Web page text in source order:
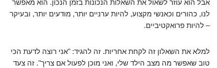
אבל הוא עוזר לשאול את השאלות הנכונות בזמן הנכון. הוא מאפשר
לנו, כהורים וכאנשי מקצוע, להיות ערניים יותר, מודעים יותר, ובעיקר
– להיות פרואקטיביים.
למלא את השאלון זה לקחת אחריות. זה להגיד: "אני רוצה לדעת הכי
טוב שאפשר מה מצב הילד שלי, ואני מוכן לפעול אם צריך". זה צעד